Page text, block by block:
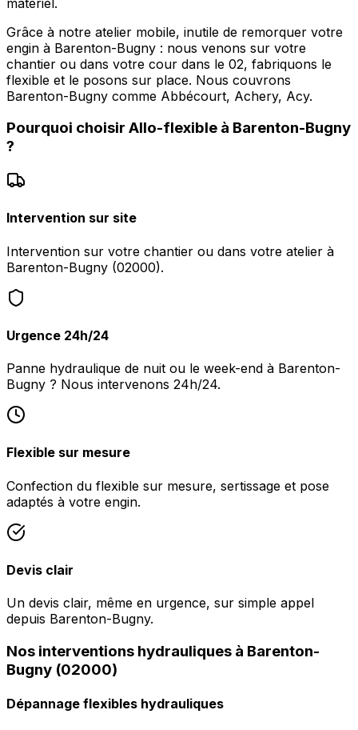
Grâce à notre atelier mobile, inutile de remorquer votre
engin à Barenton-Bugny : nous venons sur votre
chantier ou dans votre cour dans le 02, fabriquons le
flexible et le posons sur place. Nous couvrons
Barenton-Bugny comme Abbécourt, Achery, Acy.
Pourquoi choisir Allo-flexible à Barenton-Bugny
?
Intervention sur site
Intervention sur votre chantier ou dans votre atelier à
Barenton-Bugny (02000).
Urgence 24h/24
Panne hydraulique de nuit ou le week-end à Barenton-
Bugny ? Nous intervenons 24h/24.
Flexible sur mesure
Confection du flexible sur mesure, sertissage et pose
adaptés à votre engin.
Devis clair
Un devis clair, même en urgence, sur simple appel
depuis Barenton-Bugny.
Nos interventions hydrauliques à Barenton-
Bugny (02000)
Dépannage flexibles hydrauliques